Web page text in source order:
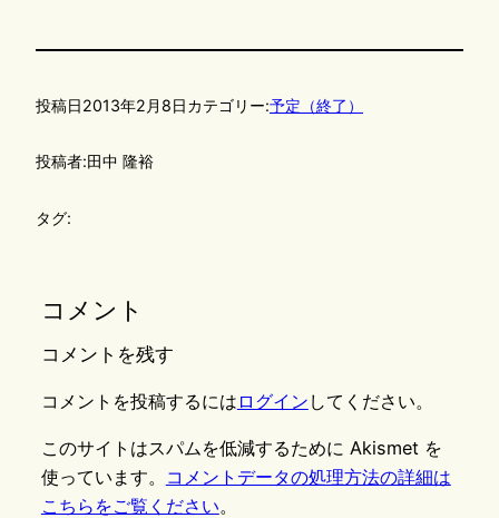
投稿日2013年2月8日カテゴリー:予定（終了）
投稿者:田中 隆裕
タグ:
コメント
コメントを残す
コメントを投稿するには ログイン してください。
このサイトはスパムを低減するために Akismet を
使っています。
コメントデータの処理方法の詳細は
こちらをご覧ください。